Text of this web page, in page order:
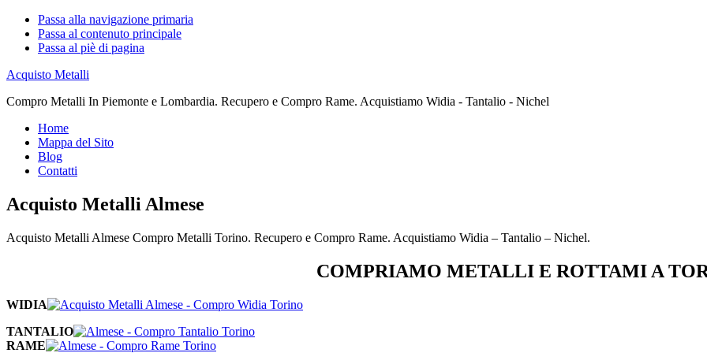
Passa alla navigazione primaria
Passa al contenuto principale
Passa al piè di pagina
Acquisto Metalli
Compro Metalli In Piemonte e Lombardia. Recupero e Compro Rame. Acquistiamo Widia - Tantalio - Nichel
Home
Mappa del Sito
Blog
Contatti
Acquisto Metalli Almese
Acquisto Metalli Almese Compro Metalli Torino. Recupero e Compro Rame. Acquistiamo Widia – Tantalio – Nichel.
COMPRIAMO METALLI E ROTTAMI A
WIDIA
TANTALIO
RAME